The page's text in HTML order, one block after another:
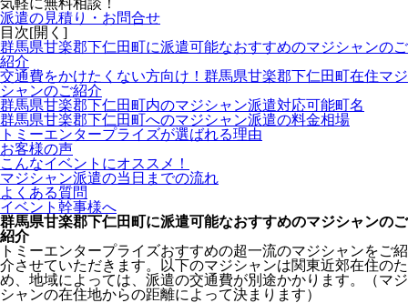
派遣の見積り・お問合せ
目次[開く ]
群馬県甘楽郡下仁田町に派遣可能なおすすめのマジシャンのご
紹介
交通費をかけたくない方向け！群馬県甘楽郡下仁田町在住マジ
シャンのご紹介
群馬県甘楽郡下仁田町内のマジシャン派遣対応可能町名
群馬県甘楽郡下仁田町へのマジシャン派遣の料金相場
トミーエンタープライズが選ばれる理由
お客様の声
こんなイベントにオススメ！
マジシャン派遣の当日までの流れ
よくある質問
イベント幹事様へ
群馬県甘楽郡下仁田町に派遣可能なおすすめのマジシャンのご
紹介
トミーエンタープライズおすすめの超一流のマジシャンをご紹
介させていただきます。以下のマジシャンは関東近郊在住のた
め、地域によっては、派遣の交通費が別途かかります。（マジ
シャンの在住地からの距離によって決まります）